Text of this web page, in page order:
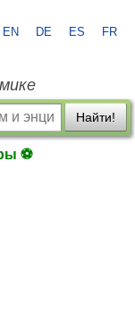
EN DE ES FR
Найти!
⚽